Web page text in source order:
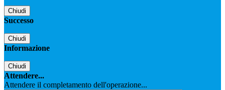
Chiudi
Successo
Chiudi
Informazione
Chiudi
Attendere...
Attendere il completamento dell'operazione...